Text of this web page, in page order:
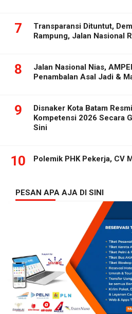
7
Transparansi Dituntut,
Rampung, Jalan Nasional
8
Jalan Nasional Nias,
Penambalan Asal Jadi &
9
Disnaker Kota Batam
Kompetensi 2026 Secara
Sini
10 Polemik PHK Pekerja, CV
PESAN APA AJA DI SINI